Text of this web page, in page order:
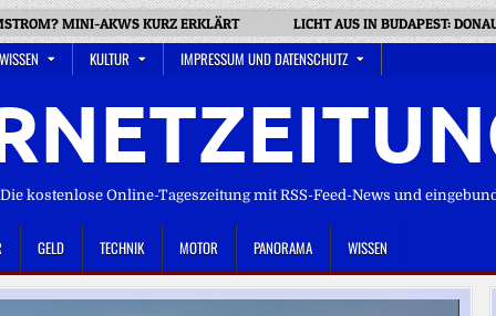
MINI-AKWS KURZ ERKLÄRT LICHT AUS IN BUDAPEST:
KULTUR IMPRESSUM UND DATENSCHUTZ
kostenlose Online-Tageszeitung mit RSS-Feed-News und
GELD TECHNIK MOTOR PANORAMA WISSEN